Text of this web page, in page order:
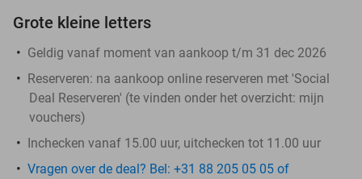
Grote kleine letters
Geldig vanaf moment van aankoop t/m 31 dec 2026
Reserveren: na aankoop online reserveren met 'Social
Deal Reserveren' (te vinden onder het overzicht: mijn
vouchers)
Inchecken vanaf 15.00 uur, uitchecken tot 11.00 uur
Vragen over de deal? Bel: +31 88 205 05 05 of